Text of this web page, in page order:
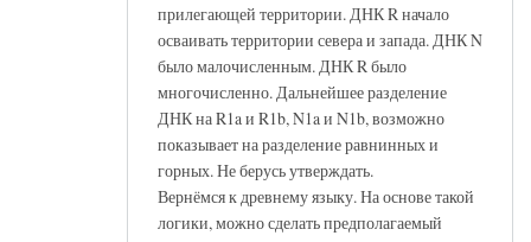
прилегающей территории. ДНК R начало
осваивать территории севера и запада. ДНК N
было малочисленным. ДНК R было
многочисленно. Дальнейшее разделение
ДНК на R1a и R1b, N1a и N1b, возможно
показывает на разделение равнинных и
горных. Не берусь утверждать.
Вернёмся к древнему языку. На основе такой
логики, можно сделать предполагаемый